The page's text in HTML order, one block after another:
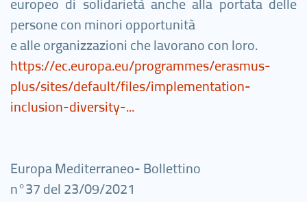
persone con minori opportunità
e alle organizzazioni che lavorano con loro.
https://ec.europa.eu/programmes/erasmus-
plus/sites/default/files/implementation-
inclusion-diversity-...
Europa Mediterraneo- Bollettino
n°37 del 23/09/2021